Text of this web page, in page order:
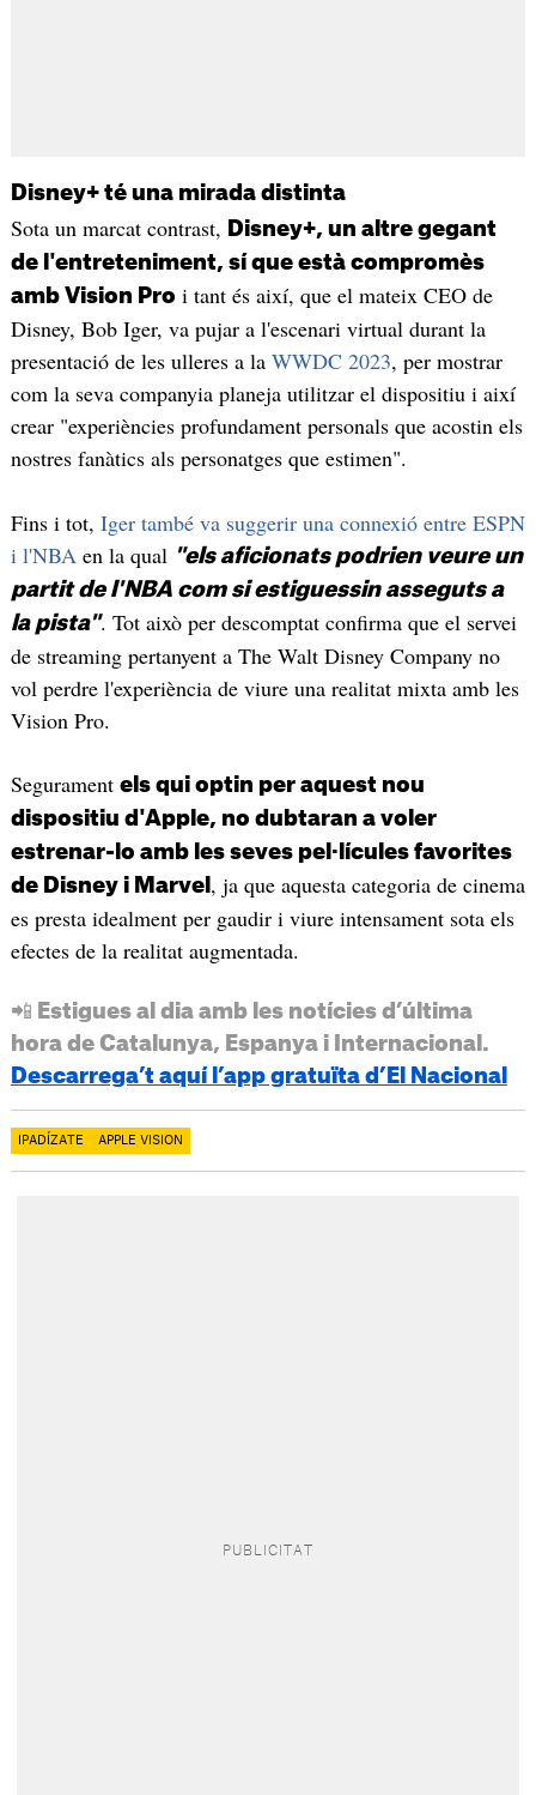
Disney+ té una mirada distinta
Sota un marcat contrast, Disney+, un altre gegant
de l'entreteniment, sí que està compromès
amb Vision Pro i tant és així, que el mateix CEO de
Disney, Bob Iger, va pujar a l'escenari virtual durant la
presentació de les ulleres a la WWDC 2023, per mostrar
com la seva companyia planeja utilitzar el dispositiu i així
crear "experiències profundament personals que acostin els
nostres fanàtics als personatges que estimen".
Fins i tot, Iger també va suggerir una connexió entre ESPN
i l'NBA en la qual "els aficionats podrien veure un
partit de l'NBA com si estiguessin asseguts a
la pista". Tot això per descomptat confirma que el servei
de streaming pertanyent a The Walt Disney Company no
vol perdre l'experiència de viure una realitat mixta amb les
Vision Pro.
Segurament els qui optin per aquest nou
dispositiu d'Apple, no dubtaran a voler
estrenar-lo amb les seves pel·lícules favorites
de Disney i Marvel , ja que aquesta categoria de cinema
es presta idealment per gaudir i viure intensament sota els
efectes de la realitat augmentada.
📲 Estigues al dia amb les notícies d’última
hora de Catalunya, Espanya i Internacional.
Descarrega’t aquí l’app gratuïta d’El Nacional
IPADÍZATE APPLE VISION